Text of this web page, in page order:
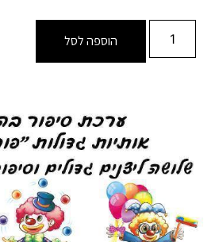
הוספה לסל